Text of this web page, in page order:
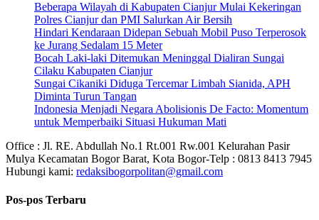
Beberapa Wilayah di Kabupaten Cianjur Mulai Kekeringan
Polres Cianjur dan PMI Salurkan Air Bersih
Hindari Kendaraan Didepan Sebuah Mobil Puso Terperosok
ke Jurang Sedalam 15 Meter
Bocah Laki-laki Ditemukan Meninggal Dialiran Sungai
Cilaku Kabupaten Cianjur
Sungai Cikaniki Diduga Tercemar Limbah Sianida, APH
Diminta Turun Tangan
‎Indonesia Menjadi Negara Abolisionis De Facto: Momentum
untuk Memperbaiki Situasi Hukuman Mati
Office : Jl. RE. Abdullah No.1 Rt.001 Rw.001 Kelurahan Pasir
Mulya Kecamatan Bogor Barat, Kota Bogor-Telp : 0813 8413 7945
Hubungi kami: redaksibogorpolitan@gmail.com
Pos-pos Terbaru